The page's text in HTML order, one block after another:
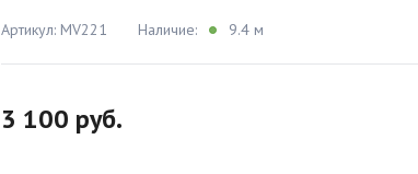
Артикул: MV221 Наличие: 9.4 м
3 100 руб.